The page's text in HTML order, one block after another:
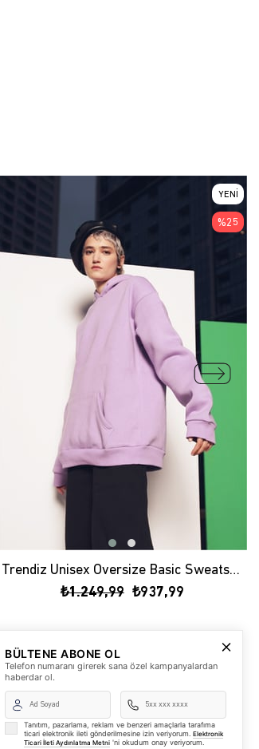
Trendiz Unisex Oversize Basic Sweatshirt Hoodie Lila
₺937,99
₺1.249,99
YENI
ÜRÜN
%25
BÜLTENE ABONE OL
Telefon numaranı girerek sana özel kampanyalardan
haberdar ol.
Tanıtım, pazarlama, reklam ve benzeri amaçlarla tarafıma
ticari elektronik ileti gönderilmesine izin veriyorum. Elektronik
Ticari İleti Aydınlatma Metni 'ni okudum onay veriyorum.